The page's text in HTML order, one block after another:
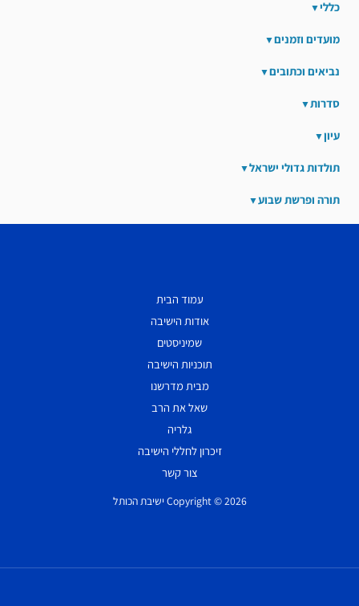
כללי
מועדים וזמנים
נביאים וכתובים
סדרות
עיון
תולדות גדולי ישראל
תורה ופרשת שבוע
עמוד הבית
אודות הישיבה
שמיניסטים
תוכניות הישיבה
מבית מדרשנו
שאל את הרב
גלריה
זיכרון לחללי הישיבה
צור קשר
Copyright © 2026 ישיבת הכותל